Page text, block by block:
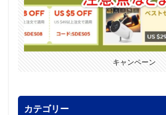
キャンペーン
カテゴリー